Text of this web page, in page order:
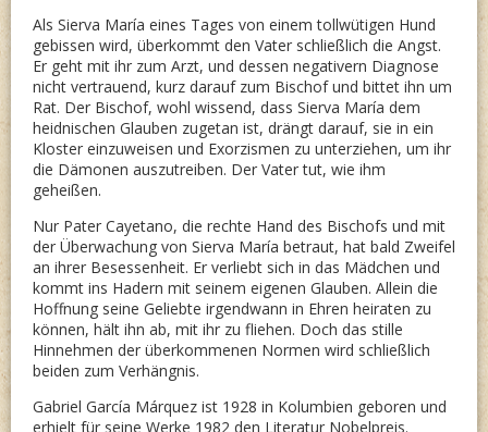
Als Sierva María eines Tages von einem tollwütigen Hund
gebissen wird, überkommt den Vater schließlich die Angst.
Er geht mit ihr zum Arzt, und dessen negativern Diagnose
nicht vertrauend, kurz darauf zum Bischof und bittet ihn um
Rat. Der Bischof, wohl wissend, dass Sierva María dem
heidnischen Glauben zugetan ist, drängt darauf, sie in ein
Kloster einzuweisen und Exorzismen zu unterziehen, um ihr
die Dämonen auszutreiben. Der Vater tut, wie ihm
geheißen.
Nur Pater Cayetano, die rechte Hand des Bischofs und mit
der Überwachung von Sierva María betraut, hat bald Zweifel
an ihrer Besessenheit. Er verliebt sich in das Mädchen und
kommt ins Hadern mit seinem eigenen Glauben. Allein die
Hoffnung seine Geliebte irgendwann in Ehren heiraten zu
können, hält ihn ab, mit ihr zu fliehen. Doch das stille
Hinnehmen der überkommenen Normen wird schließlich
beiden zum Verhängnis.
Gabriel García Márquez ist 1928 in Kolumbien geboren und
erhielt für seine Werke 1982 den Literatur Nobelpreis.